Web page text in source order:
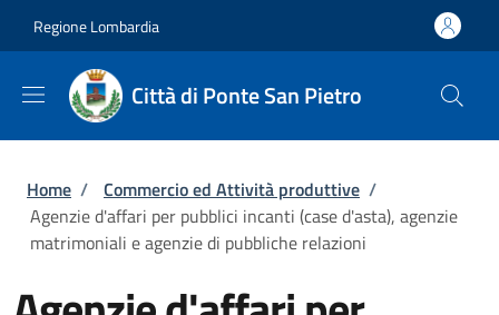
Regione Lombardia
Città di Ponte San Pietro
Briciole di pane
Home / Commercio ed Attività produttive /
Agenzie d'affari per pubblici incanti (case d'asta), agenzie
matrimoniali e agenzie di pubbliche relazioni